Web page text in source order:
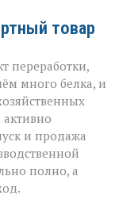
товар
переработки,
много белка, и
активно
и продажа
полно, а